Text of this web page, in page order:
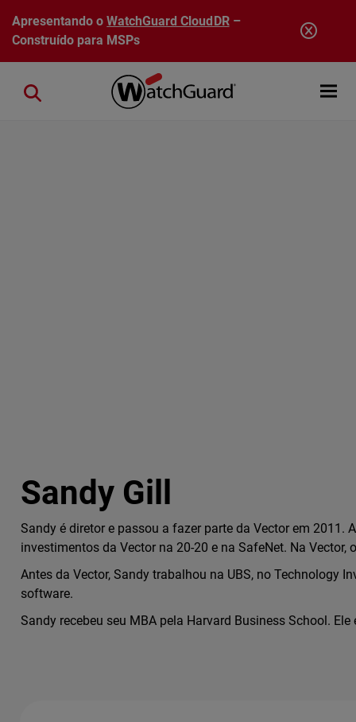
Pular para o conteúdo principal
Apresentando oWatchGuard CloudDR–
Construído para MSPs
Open
Close search
Sandy Gill
Sandy é diretor e passou a fazer parte da Vector em
investimentos da Vector na 20-20 e na SafeNet. Na
Antes da Vector, Sandy trabalhou na UBS, no Technology
software.
Sandy recebeu seu MBA pela Harvard Business School.